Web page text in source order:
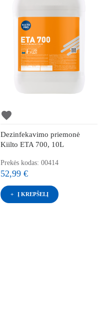
favorite
Dezinfekavimo priemonė
Kiilto ETA 700, 10L
Prekės kodas: 00414
52,99 €
Į KREPŠELĮ